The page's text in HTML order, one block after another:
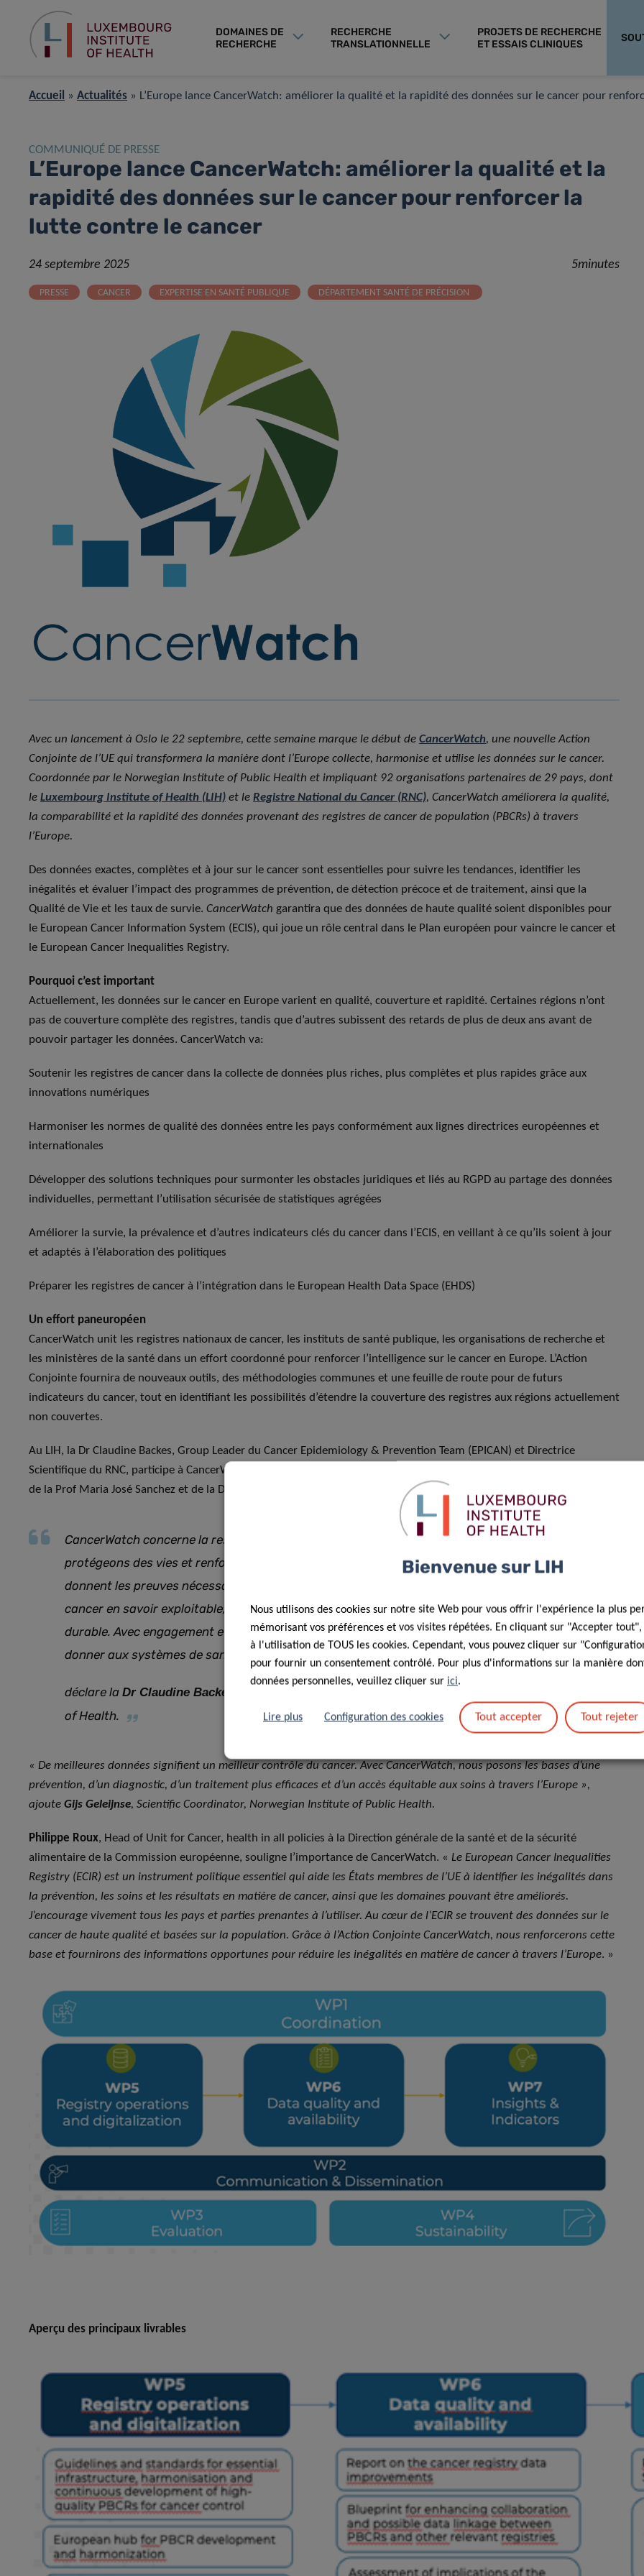
DOMAINES DE
RECHERCHE
RECHERCHE
TRANSLATIONNELLE
PROJETS DE RECHERCHE
ET ESSAIS CLINIQUES
Accueil » Actualités » L’Europe lance CancerWatch: améliorer la qualité et la rapidité des données sur le cancer pour
COMMUNIQUÉ DE PRESSE
L’Europe lance CancerWatch: améliorer la qualité et la
rapidité des données sur le cancer pour renforcer la
lutte contre le cancer
24 septembre 2025 5minutes
PRESSE CANCER EXPERTISE EN SANTÉ PUBLIQUE DÉPARTEMENT SANTÉ DE PRÉCISION
Avec un lancement à Oslo le 22 septembre, cette semaine marque le début de CancerWatch, une nouvelle Action
Conjointe de l’UE qui transformera la manière dont l’Europe collecte, harmonise et utilise les données sur le cancer.
Coordonnée par le Norwegian Institute of Public Health et impliquant 92 organisations partenaires de 29 pays, dont
le Luxembourg Institute of Health (LIH) et le Registre National du Cancer (RNC), CancerWatch améliorera la qualité,
la comparabilité et la rapidité des données provenant des registres de cancer de population (PBCRs) à travers
l’Europe.
Des données exactes, complètes et à jour sur le cancer sont essentielles pour suivre les tendances, identifier les
inégalités et évaluer l’impact des programmes de prévention, de détection précoce et de traitement, ainsi que la
Qualité de Vie et les taux de survie. CancerWatch garantira que des données de haute qualité soient disponibles pour
le European Cancer Information System (ECIS), qui joue un rôle central dans le Plan européen pour vaincre le cancer et
le European Cancer Inequalities Registry.
Pourquoi c’est important
Actuellement, les données sur le cancer en Europe varient en qualité, couverture et rapidité. Certaines régions n’ont
pas de couverture complète des registres, tandis que d’autres subissent des retards de plus de deux ans avant de
pouvoir partager les données. CancerWatch va:
Soutenir les registres de cancer dans la collecte de données plus riches, plus complètes et plus rapides grâce aux
innovations numériques
Harmoniser les normes de qualité des données entre les pays conformément aux lignes directrices européennes et
internationales
Développer des solutions techniques pour surmonter les obstacles juridiques et liés au RGPD au partage des données
individuelles, permettant l’utilisation sécurisée de statistiques agrégées
Améliorer la survie, la prévalence et d’autres indicateurs clés du cancer dans l’ECIS, en veillant à ce qu’ils soient à jour
et adaptés à l’élaboration des politiques
Préparer les registres de cancer à l’intégration dans le European Health Data Space (EHDS)
Un effort paneuropéen
CancerWatch unit les registres nationaux de cancer, les instituts de santé publique, les organisations de recherche et
les ministères de la santé dans un effort coordonné pour renforcer l’intelligence sur le cancer en Europe. L’Action
Conjointe fournira de nouveaux outils, des méthodologies communes et une feuille de route pour de futurs
indicateurs du cancer, tout en identifiant les possibilités d’étendre la couverture des registres aux régions actuellement
non couvertes.
Au LIH, la Dr Claudine Backes, Group Leader du Cancer Epidemiology & Prevention Team (EPICAN) et Directrice
Scientifique du RNC, participe à CancerWatch en tant que responsable du paquet de travail sur la durabilité, aux côtés
de la Prof Maria José Sanchez et de la Dr Dafina Petrova de
l’Andalusian School of Public Health
CancerWatch concerne la responsabilité partagée. En travaillant ensemble, nous
protégeons des vies et renforçons la résilience. Des données fiables nous
donnent les preuves nécessaires pour agir, transformer les données sur le
cancer en savoir exploitable, les décisions en actions et les actions en progrès
durable. Avec engagement et expertise, nous pouvons renforcer le contrôle et
donner aux systèmes de santé publique les moyens d’avancer ensemble
déclare la Dr Claudine Backes
, Sustainability Coordinator, Luxembourg Institute
of Health.
« De meilleures données signifient un meilleur contrôle du cancer. Avec CancerWatch, nous posons les bases d’une
prévention, d’un diagnostic, d’un traitement plus efficaces et d’un accès équitable aux soins à travers l’Europe »,
ajoute Gijs Geleijnse, Scientific Coordinator, Norwegian Institute of Public Health.
Philippe Roux, Head of Unit for Cancer, health in all policies à la Direction générale de la santé et de la sécurité
alimentaire de la Commission européenne, souligne l’importance de CancerWatch. « Le European Cancer Inequalities
Registry (ECIR) est un instrument politique essentiel qui aide les États membres de l’UE à identifier les inégalités dans
la prévention, les soins et les résultats en matière de cancer, ainsi que les domaines pouvant être améliorés.
J’encourage vivement tous les pays et parties prenantes à l’utiliser. Au cœur de l’ECIR se trouvent des données sur le
cancer de haute qualité et basées sur la population. Grâce à l’Action Conjointe CancerWatch, nous renforcerons cette
base et fournirons des informations opportunes pour réduire les inégalités en matière de cancer à travers l’Europe. »
Aperçu des principaux livrables
Bienvenue sur LIH
Nous utilisons des cookies sur notre site Web pour vous offrir l'expérience la plus
mémorisant vos préférences et vos visites répétées. En cliquant sur "Accepter tout",
à l'utilisation de TOUS les cookies. Cependant, vous pouvez cliquer sur
pour fournir un consentement contrôlé. Pour plus d'informations sur la manière
données personnelles, veuillez cliquer sur ici.
Lire plus Configuration des cookies Tout accepter Tout rejeter